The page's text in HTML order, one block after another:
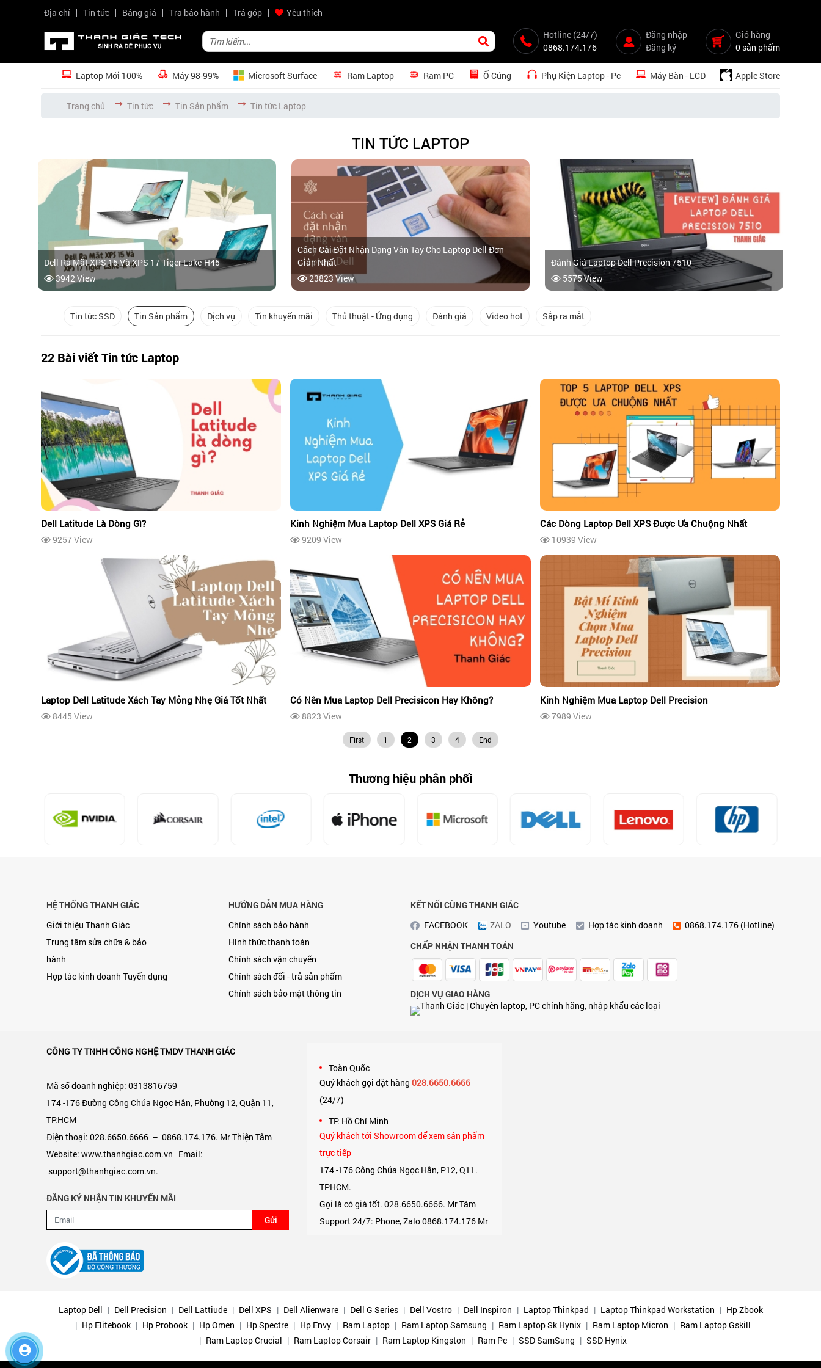
Địa chỉ Tin tức Bảng giá Tra bảo hành Trả góp
Yêu thích
Hotline (24/7)
0868.174.176
Đăng nhập
Đăng ký
Giỏ hàng
0 sản phẩm
Laptop Mới 100% Máy 98-99% Microsoft Surface Ram Laptop Ram PC Ổ Cứng Phụ Kiện Laptop - Pc Máy Bàn - LCD Apple Store
Trang chủ Tin tức Tin Sản phẩm Tin tức Laptop
TIN TỨC LAPTOP
Dell Ra Mắt XPS 15 Và XPS 17 Tiger Lake-H45
3942 View
Cách Cài Đặt Nhận Dạng Vân Tay Cho Laptop Dell Đơn
Giản Nhất
23823 View
Đánh Giá Laptop Dell Precision 7510
5575 View
Tin tức SSD Tin Sản phẩm Dịch vụ Tin khuyến mãi Thủ thuật - Ứng dụng Đánh giá Video hot Sắp ra mắt
22 Bài viết Tin tức Laptop
Dell Latitude Là Dòng Gì?
9257 View
Kinh Nghiệm Mua Laptop Dell XPS Giá Rẻ
9209 View
Các Dòng Laptop Dell XPS Được Ưa Chuộng Nhất
10939 View
Laptop Dell Latitude Xách Tay Mỏng Nhẹ Giá Tốt Nhất
8445 View
Có Nên Mua Laptop Dell Precisicon Hay Không?
8823 View
Kinh Nghiệm Mua Laptop Dell Precision
7989 View
First 1 2 3 4 End
Thương hiệu phân phối
HỆ THỐNG THANH GIÁC
Giới thiệu Thanh Giác
Trung tâm sửa chữa & bảo
hành
Hợp tác kinh doanh Tuyển dụng
HƯỚNG DẪN MUA HÀNG
Chính sách bảo hành
Hình thức thanh toán
Chính sách vận chuyển
Chính sách đổi - trả sản phẩm
Chính sách bảo mật thông tin
KẾT NỐI CÙNG THANH GIÁC
FACEBOOK
ZALO Youtube Hợp tác kinh doanh
0868.174.176 (Hotline)
CHẤP NHẬN THANH TOÁN
DỊCH VỤ GIAO HÀNG
CÔNG TY TNHH CÔNG NGHỆ TMDV THANH GIÁC
Mã số doanh nghiệp: 0313816759
174 -176 Đường Công Chúa Ngọc Hân, Phường 12, Quận 11,
TP.HCM
Điện thoại: 028.6650.6666 – 0868.174.176. Mr Thiện Tâm
Website: www.thanhgiac.com.vn Email:
support@thanhgiac.com.vn.
ĐĂNG KÝ NHẬN TIN KHUYẾN MÃI
Gửi
Toàn Quốc
Quý khách gọi đặt hàng028.6650.6666
(24/7)
TP. Hồ Chí Minh
Quý khách tới Showroom để xem sản phẩm
trực tiếp
174 -176 Công Chúa Ngọc Hân, P12, Q11.
TPHCM.
Gọi là có giá tốt. 028.6650.6666. Mr Tâm
Support 24/7: Phone, Zalo 0868.174.176 Mr
Tâm.
Số 1 Phú Thượng, Tây Hồ, TP Hà Nội.
Support 24/7: Phone, Zalo 0975.174.176 Mr
An
Laptop Dell Dell Precision Dell Lattiude Dell XPS Dell Alienware Dell G Series Dell Vostro Dell Inspiron Laptop Thinkpad Laptop Thinkpad Workstation
Hp Zbook
Hp Elitebook
Hp Probook Hp Omen Hp Spectre Hp Envy Ram Laptop Ram Laptop Samsung Ram Laptop Sk Hynix Ram Laptop Micron
Ram Laptop Gskill
Ram Laptop Crucial
Ram Laptop Corsair Ram Laptop Kingston Ram Pc SSD SamSung SSD Hynix